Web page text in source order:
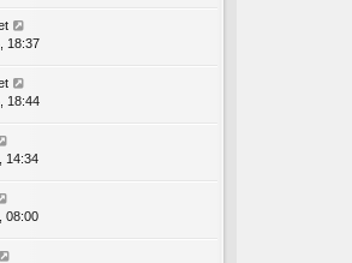
18:37
18:44
14:34
08:00